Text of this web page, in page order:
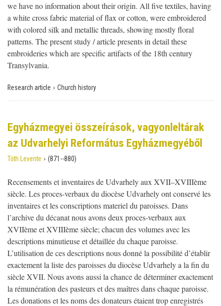
we have no information about their origin. All five textiles, having
a white cross fabric material of flax or cotton, were embroidered
with colored silk and metallic threads, showing mostly floral
patterns. The present study / article presents in detail these
embroideries which are specific artifacts of the 18th century
Transylvania.
Research article › Church history
Egyházmegyei összeírások, vagyonleltárak
az Udvarhelyi Református Egyházmegyéből
Tóth Levente › (871--880)
Recensements et inventaires de Udvarhely aux XVII–XVIIIème
siècle. Les proces-verbaux du diocèse Udvarhely ont conservé les
inventaires et les conscriptions materiel du paroisses. Dans
l’archive du décanat nous avons deux proces-verbaux aux
XVIIème et XVIIIème siècle; chacun des volumes avec les
descriptions minutieuse et détaillée du chaque paroisse.
L’utilisation de ces descriptions nous donné la possibilité d’établir
exactement la liste des paroisses du diocèse Udvarhely a la fin du
siècle XVII. Nous avons aussi la chance de déterminer exactement
la rémunération des pasteurs et des maîtres dans chaque paroisse.
Les donations et les noms des donateurs étaient trop enregistrés